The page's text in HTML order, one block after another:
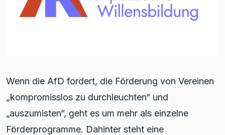
Wenn die AfD fordert, die Förderung von Vereinen
„kompromisslos zu durchleuchten“ und
„auszumisten“, geht es um mehr als einzelne
Förderprogramme. Dahinter steht eine